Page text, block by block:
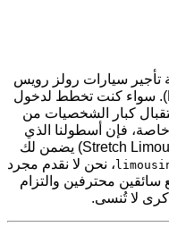
تأجير سيارات رولز رويس
(Limousine Cairo). سواء كنت تخطط لدخول
كبار الشخصيات من
فإن أسطولنا الذي
يضم سيارة الرولز رويس الفارهة (Stretch Limousine) يضمن لك
، نحن لا نقدم مجرد
سائقين محترفين والتزام
لا تُنسى.